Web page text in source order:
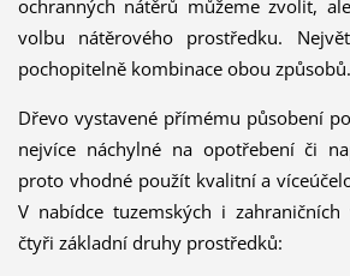
ochranných nátěrů můžeme zvolit,
volbu nátěrového prostředku.
pochopitelně kombinace obou způsobů.
Dřevo vystavené přímému působení
nejvíce náchylné na opotřebení či
proto vhodné použít kvalitní a
V nabídce tuzemských i
čtyři základní druhy prostředků: